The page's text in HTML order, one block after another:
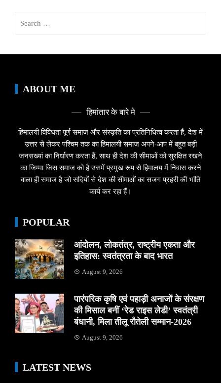
ABOUT ME
हिमांतार के बारे मे
हिमालयी विविधता पूर्ण समाज और संस्कृति का प्रतिनिधित्व करता हैं, देश में
उत्तर से लेकर पश्चिम तक का हिमालयी समाज अपने-आप में बहुत बड़ी
जनसख्यां का निर्धारण करता हैं, साथ ही देश की सीमाओं को सुरक्षित रखने
का जिम्मा जिस समाज को है उसमें प्रमुख रूप से हिमालय में निवास करने
वाला ही समाज है जो सदियों से देश की सीमाओं का सजग प्रहरी की भांति
कार्य कर रहा हैं।
POPULAR
आंदोलन, लोकतंत्र, राष्ट्रीय एकता और
इतिहास: स्वतंत्रता के बाद भारत
August 9, 2026
पारंपरिक कृषि एवं पहाड़ी अनाजों के संरक्षण
की मिसाल बनीं ‘रेड राइस लेडी’ स्वतंत्री
बंधानी, मिला तीलू रौतेली सम्मान-2026
August 9, 2026
LATEST NEWS